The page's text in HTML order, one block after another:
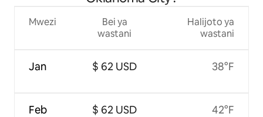
Mwezi
Jan
Feb
Bei ya
wastani
$ 62 USD
$ 62 USD
Halijoto ya
wastani
38°F
42°F